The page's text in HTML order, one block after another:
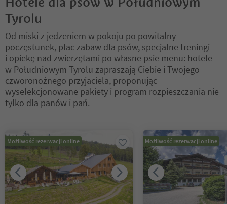
Tyrolu
Od miski z jedzeniem w pokoju po powitalny
poczęstunek, plac zabaw dla psów, specjalne treningi
i opiekę nad zwierzętami po własne psie menu: hotele
w Południowym Tyrolu zapraszają Ciebie i Twojego
czworonożnego przyjaciela, proponując
wyselekcjonowane pakiety i program rozpieszczania nie
tylko dla panów i pań.
Możliwość rezerwacji online Możliwość rezerwacji online